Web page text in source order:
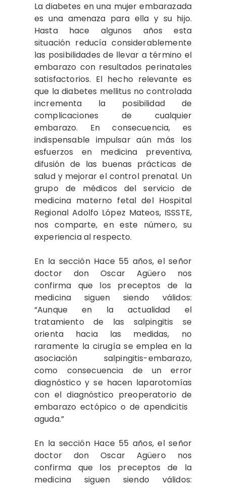
La diabetes en una mujer embarazada
es una amenaza para ella y su hijo.
Hasta hace algunos años esta
situación reducía considerablemente
las posibilidades de llevar a término el
embarazo con resultados perinatales
satisfactorios. El hecho relevante es
que la diabetes mellitus no controlada
incrementa la posibilidad de
complicaciones de cualquier
embarazo. En consecuencia, es
indispensable impulsar aún más los
esfuerzos en medicina preventiva,
difusión de las buenas prácticas de
salud y mejorar el control prenatal. Un
grupo de médicos del servicio de
medicina materno fetal del Hospital
Regional Adolfo López Mateos, ISSSTE,
nos comparte, en este número, su
experiencia al respecto.
En la sección Hace 55 años, el señor
doctor don Oscar Agüero nos
confirma que los preceptos de la
medicina siguen siendo válidos:
“Aunque en la actualidad el
tratamiento de las salpingitis se
orienta hacia las medidas, no
raramente la cirugía se emplea en la
asociación salpingitis-embarazo,
como consecuencia de un error
diagnóstico y se hacen​ ​laparotomías
con el diagnóstico​ preoperatorio de
embarazo ectópico o de apendicitis​ ​
aguda.”​
En la sección Hace 55 años, el señor
doctor don Oscar Agüero nos
confirma que los preceptos de la
medicina siguen siendo válidos: